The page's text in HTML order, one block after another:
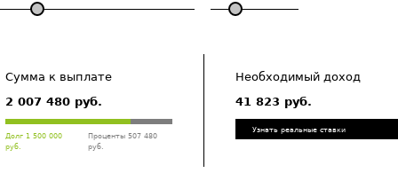
Апарт-
Сумма к выплате
2 007 480 руб.
Долг 1 500 000
руб.
Проценты 507 480
руб.
Необходимый доход
41 823 руб.
Узнать реальные ставки